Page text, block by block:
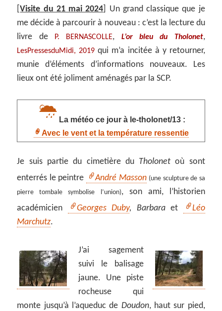
[Visite du 21 mai 2024 ] Un grand classique que je
me décide à parcourir à nouveau : c’est la lecture du
livre de
P. BERNASCOLLE, L’or bleu du Tholonet,
LesPressesduMidi, 2019 qui m’a incitée à y retourner,
munie d’éléments d’informations nouveaux. Les
lieux ont été joliment aménagés par la SCP.
La météo ce jour à le-tholonet/13 :
Avec le vent et la température ressentie
Je suis partie du cimetière du Tholonet où sont
enterrés le peintre
André Masson (une sculpture de sa
pierre tombale symbolise l’union), son ami, l’historien
académicien
Georges Duby, Barbaraet
Léo
Marchutz.
J’ai sagement
suivi le balisage
jaune. Une piste
rocheuse qui
monte jusqu’à l’aqueduc de Doudon, haut sur pied,